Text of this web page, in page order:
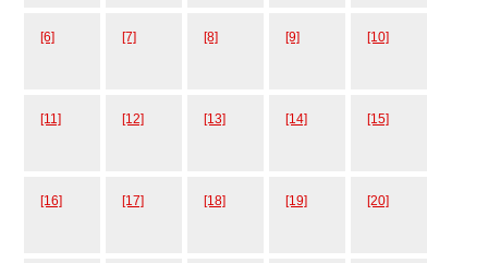
[6] [7] [8] [9] [10]
[11] [12] [13] [14] [15]
[16] [17] [18] [19] [20]